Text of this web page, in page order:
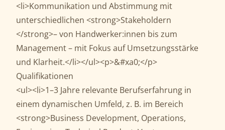
<li>Kommunikation und Abstimmung mit
unterschiedlichen <strong>Stakeholdern
</strong>– von Handwerker:innen bis zum
Management – mit Fokus auf Umsetzungsstärke
und Klarheit.</li></ul><p>&#xa0;</p>
Qualifikationen
<ul><li>1–3 Jahre relevante Berufserfahrung in
einem dynamischen Umfeld, z. B. im Bereich
<strong>Business Development, Operations,